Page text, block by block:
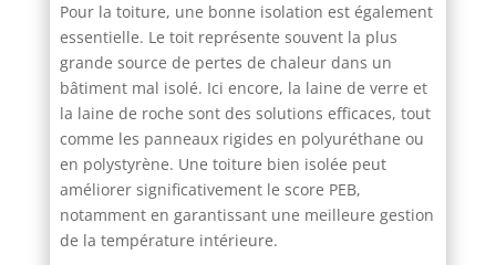
Pour la toiture, une bonne isolation est également
essentielle. Le toit représente souvent la plus
grande source de pertes de chaleur dans un
bâtiment mal isolé. Ici encore, la laine de verre et
la laine de roche sont des solutions efficaces, tout
comme les panneaux rigides en polyuréthane ou
en polystyrène. Une toiture bien isolée peut
améliorer significativement le score PEB,
notamment en garantissant une meilleure gestion
de la température intérieure.